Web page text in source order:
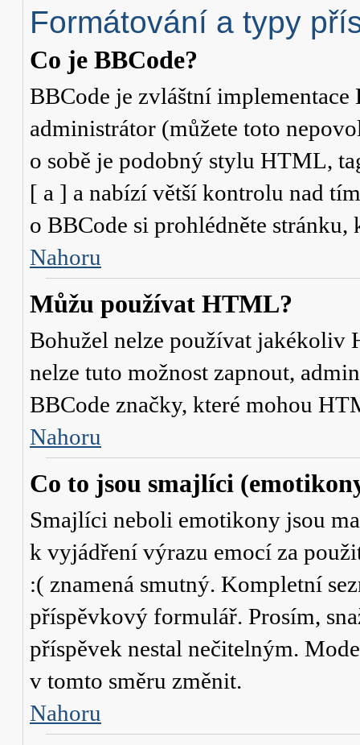
Formátování a typy
Co je BBCode?
BBCode je zvláštní
administrátor (můžete toto
o sobě je podobný stylu HTML,
[ a ] a nabízí větší kontrolu nad
o BBCode si prohlédněte
Nahoru
Můžu používat HTML?
Bohužel nelze používat jakékoliv
nelze tuto možnost zapnout,
BBCode značky, které mohou
Nahoru
Co to jsou smajlíci
Smajlíci neboli emotikony jsou
k vyjádření výrazu emocí za
:( znamená smutný. Kompletní
příspěvkový formulář. Prosím,
příspěvek nestal nečitelným.
v tomto směru změnit.
Nahoru